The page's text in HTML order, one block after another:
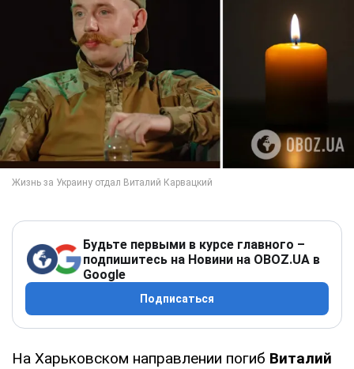
Будьте первыми в курсе главного –
подпишитесь на Новини на OBOZ.UA в
Google
Подписаться
На Харьковском направлении погиб Виталий